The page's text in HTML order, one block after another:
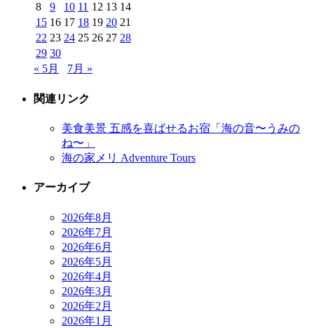
8
9 10 11 12 13 14
15 16 17 18 19 20 21
22 23 24 25 26 27 28
29 30
« 5月
7月 »
関連リンク
美食美景 五感を喜ばせるお宿「海の音〜うみの
ね〜」
海の家メリ Adventure Tours
アーカイブ
2026年8月
2026年7月
2026年6月
2026年5月
2026年4月
2026年3月
2026年2月
2026年1月